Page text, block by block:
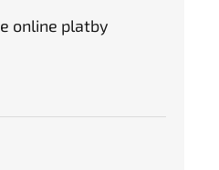
online platby